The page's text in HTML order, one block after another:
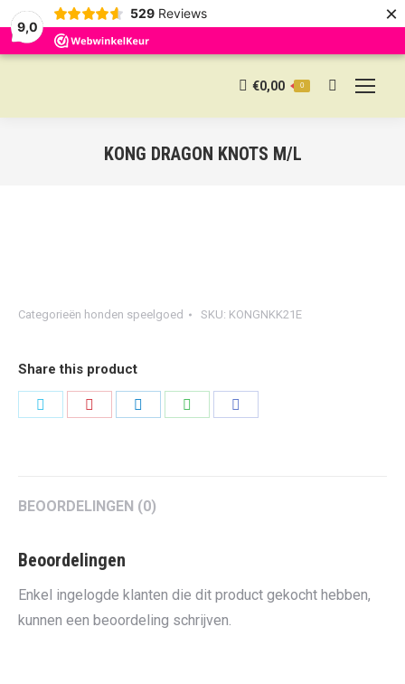
9,0
529 Reviews ×
€0,00 0 Search:
KONG DRAGON KNOTS M/L
Categorieën honden speelgoed SKU: KONGNKK21E
Share this product
BEOORDELINGEN (0)
Beoordelingen
Enkel ingelogde klanten die dit product gekocht hebben,
kunnen een beoordeling schrijven.